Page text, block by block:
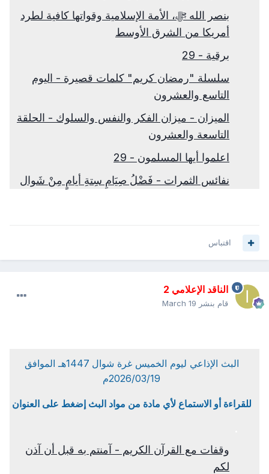
بنصر الله ﷻ، الأمة الإسلامية وقواتها كافية لطرد
أمريكا من الشرق الأوسط
برقية - 29
سلسلة "رمضان كريم" كلمات قصيرة - اليوم
التاسع والعشرون
الميزان - ميزان الفكر والنفس والسلوك - الحلقة
التاسعة والعشرون
اعلموا أيها المسلمون - 29
نفائس الثمرات - فَضْلُ صِيَامِ سِتةِ أيامٍ مِنْ شَوال
اقتباس
الناقد الإعلامي 2
قام بنشر March 19
البث الإذاعي ليوم الخميس غرة شوال 1447هـ الموافق
2026/03/19م
للقراءة أو الاستماع لأي مادة من مواد البث إضغط على العنوان
وقفات مع القرآن الكريم - آمنتم به قبل أن آذن
لكم